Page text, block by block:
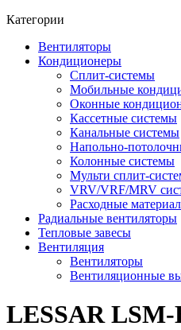
Категории
Вентиляторы
Кондиционеры
Сплит-системы
Мобильные
Оконные
Кассетные системы
Канальные системы
Напольно-
Колонные системы
Мульти сплит-
VRV/VRF/MRV
Расходные
Радиальные вентиляторы
Тепловые завесы
Вентиляция
Вентиляторы
Вентиляционные
LESSAR